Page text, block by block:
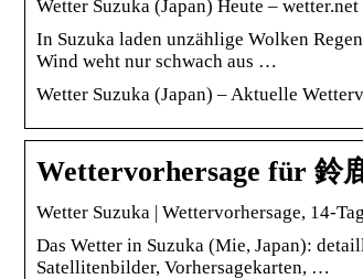
Wetter Suzuka (Japan) Heute – wetter.net
In Suzuka laden unzählige Wolken
Wind weht nur schwach aus …
Wetter Suzuka (Japan) – Aktuelle
Wettervorhersage für 鈴
Wetter Suzuka | Wettervorhersage, 14-
Das Wetter in Suzuka (Mie, Japan):
Satellitenbilder, Vorhersagekarten, …